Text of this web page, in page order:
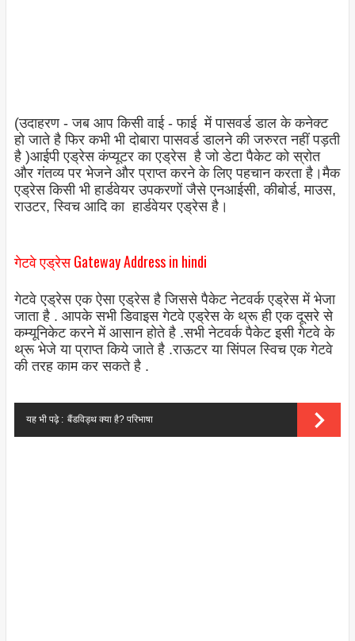
(उदाहरण - जब आप किसी वाई - फाई में पासवर्ड डाल के कनेक्ट
हो जाते है फिर कभी भी दोबारा पासवर्ड डालने की जरुरत नहीं पड़ती
है )आईपी ​​एड्रेस कंप्यूटर का एड्रेस है जो डेटा पैकेट को स्रोत
और गंतव्य पर भेजने और प्राप्त करने के लिए पहचान करता है।मैक
एड्रेस किसी भी हार्डवेयर उपकरणों जैसे एनआईसी, कीबोर्ड, माउस,
राउटर, स्विच आदि का हार्डवेयर एड्रेस है।
गेटवे एड्रेस Gateway Address in hindi
गेटवे एड्रेस एक ऐसा एड्रेस है जिससे पैकेट नेटवर्क एड्रेस में भेजा
जाता है . आपके सभी डिवाइस गेटवे एड्रेस के थ्रू ही एक दूसरे से
कम्यूनिकेट करने में आसान होते है .सभी नेटवर्क पैकेट इसी गेटवे के
थ्रू भेजे या प्राप्त किये जाते है .राऊटर या सिंपल स्विच एक गेटवे
की तरह काम कर सकते है .
यह भी पढ़े : बैंडविड्थ क्या है? परिभाषा